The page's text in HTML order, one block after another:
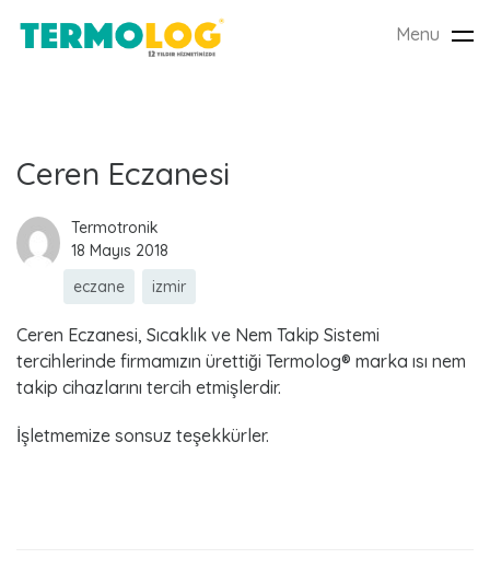
Menu
E
t
i
k
e
t
:
Ceren Eczanesi
Termotronik
18 Mayıs 2018
eczane
izmir
Ceren Eczanesi, Sıcaklık ve Nem Takip Sistemi
tercihlerinde firmamızın ürettiği Termolog® marka ısı nem
takip cihazlarını tercih etmişlerdir.
İşletmemize sonsuz teşekkürler.